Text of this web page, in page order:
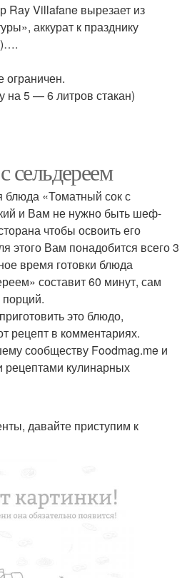
Ray Villafane вырезает из
аккурат к празднику
ограничен.
на 5 — 6 литров стакан)
сельдереем
блюда «Томатный сок с
и Вам не нужно быть шеф-
чтобы освоить его
этого Вам понадобится всего 3
время готовки блюда
составит 60 минут, сам
порций.
это блюдо,
рецепт в комментариях.
сообществу Foodmag.me и
рецептами кулинарных
давайте приступим к